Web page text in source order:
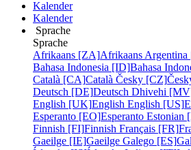
Kalender
Kalender
Sprache
Sprache
Afrikaans [ZA]Afrikaans
Bahasa Indonesia [ID]Bahasa
Català [CA]Català Česky [CZ]
Deutsch [DE]Deutsch Dhivehi
English [UK]English English [US]
Esperanto [EO]Esperanto Estonian
Finnish [FI]Finnish Français [FR]
Gaeilge [IE]Gaeilge Galego [ES]